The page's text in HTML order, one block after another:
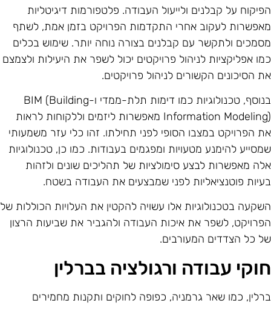
על קבלנים ולייעול העבודה. פלטפורמות דיגיטליות
לעקוב אחרי התקדמות הפרויקט בזמן אמת, לשתף
ולתקשר עם קבלנים בצורה נוחה יותר. שימוש בכלים
אפליקציות לניהול פרויקטים יכול לשפר את היעילות ולצמצם
הסיכונים הקשורים לניהול פרויקטים.
בנוסף, טכנולוגיות כמו דימות תלת-ממדי ו-BIM (Building
Information Modeling) מאפשרות ליזמים וללקוחות לראות
הפרויקט במצבו הסופי לפני תחילתו. זהו כלי עזר משמעותי
להימנע מטעויות ומפגמים בעבודות. כמו כן, טכנולוגיות
מאפשרות לבצע סימולציות של תהליכים שונים ולזהות
פוטנציאליות לפני שמבצעים את העבודה בשטח.
בטכנולוגיות אלו עשויה להקטין את העלויות הכוללות של
לשפר את איכות העבודה ולהגביר את שביעות הרצון
כל הצדדים המעורבים.
עבודה ורגולציה בברלין
כמו שאר גרמניה, כפופה לחוקים ותקנות מחמירים